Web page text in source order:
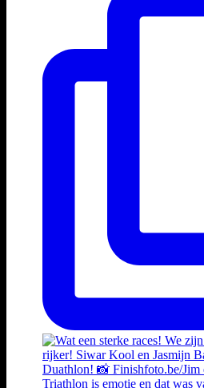
Triathlon is emotie en dat was